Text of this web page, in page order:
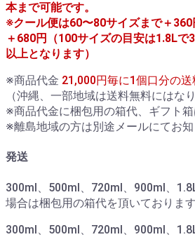
本まで可能です。
※クール便は60〜80サイズまで＋
＋680円（100サイズの目安は1.8Lで
以上となります）
※商品代金 21,000円毎に1個口分の送
（沖縄、一部地域は送料無料にはな
※商品代金に梱包用の箱代、ギフト箱
※離島地域の方は別途メールにてお知
発送
300ml、500ml、720ml、900ml、
場合は梱包用の箱代を頂いております
300ml、500ml、720ml、900ml、